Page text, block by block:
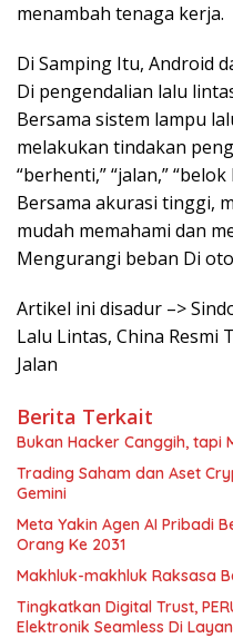
menambah tenaga kerja.
Di Samping Itu, Android
Di pengendalian lalu
Bersama sistem lampu
melakukan tindakan
“berhenti,” “jalan,”
Bersama akurasi tinggi,
mudah memahami dan
Mengurangi beban Di
Artikel ini disadur –>
Lalu Lintas, China Resmi
Jalan
Berita Terkait
Bukan Hacker Canggih, tapi
Trading Saham dan Aset
Gemini
Meta Yakin Agen AI Pribadi
Orang Ke 2031
Makhluk-makhluk Raksasa
Tingkatkan Digital Trust,
Elektronik Seamless Di